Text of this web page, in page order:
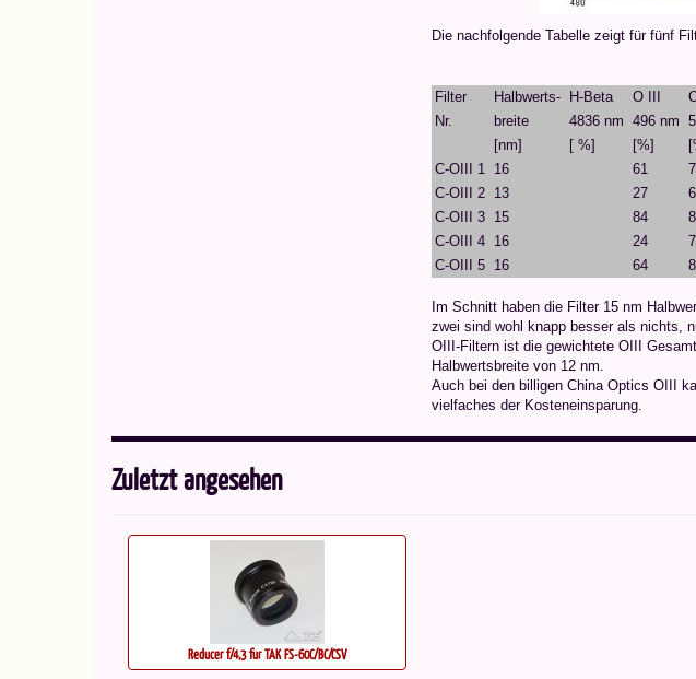
Die nachfolgende Tabelle zeigt für fünf
Filter Halbwerts- H-Beta O III
Nr.
breite 4836 nm 496 nm
[nm]
[ %] [%]
C-OIII 1 16 61
C-OIII 2 13 27
C-OIII 3 15 84
C-OIII 4 16 24
C-OIII 5 16 64
Im Schnitt haben die Filter 15 nm
zwei sind wohl knapp besser als nichts,
OIII-Filtern ist die gewichtete OIII
Halbwertsbreite von 12 nm.
Auch bei den billigen China Optics OIII
vielfaches der Kosteneinsparung.
Zuletzt angesehen
Reducer f/4,3 für TAK FS-60C/BC/CSV